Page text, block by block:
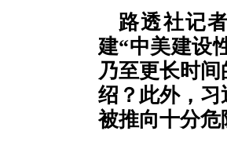
路透社记
建“中美建设
乃至更长时
绍？此外，
被推向十分